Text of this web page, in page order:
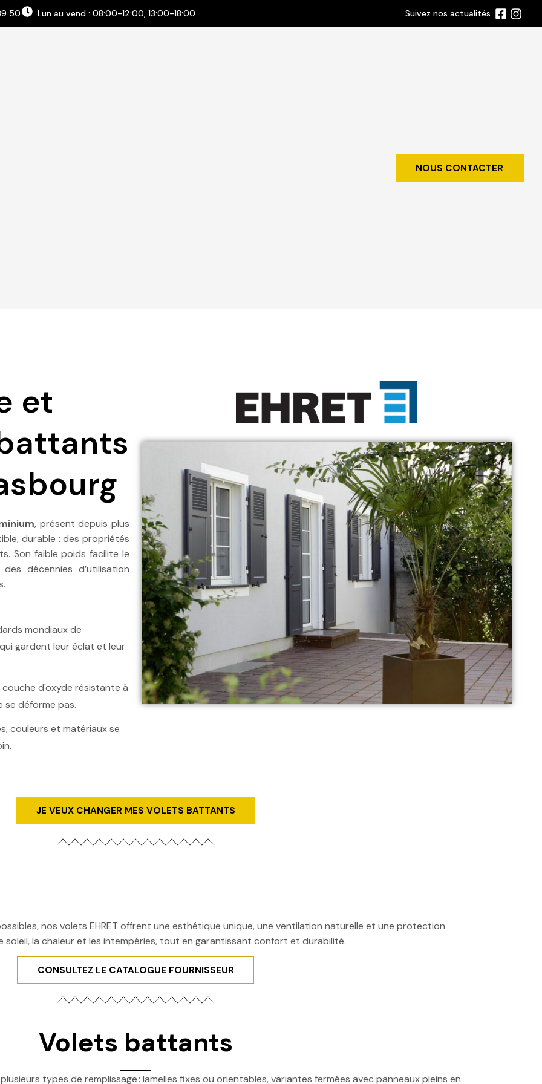
50 Lun au vend : 08:00-12:00, 13:00-18:00 Suivez nos actualités
NOUS CONTACTER
et
, présent depuis plus
durable : des propriétés
Son faible poids facilite le
décennies d’utilisation
mondiaux de
gardent leur éclat et leur
d'oxyde résistante à
se déforme pas.
couleurs et matériaux se
JE VEUX CHANGER MES VOLETS BATTANTS
nos volets EHRET offrent une esthétique unique, une ventilation naturelle et une protection
soleil, la chaleur et les intempéries, tout en garantissant confort et durabilité.
CONSULTEZ LE CATALOGUE FOURNISSEUR
Volets battants
types de remplissage : lamelles fixes ou orientables, variantes fermées avec panneaux pleins en